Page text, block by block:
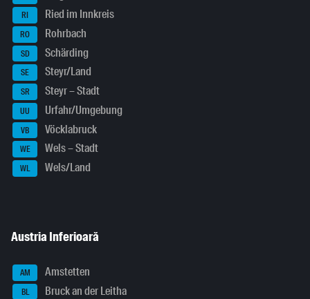
RI Ried im Innkreis
RO Rohrbach
SD Schärding
SE Steyr/Land
SR Steyr – Stadt
UU Urfahr/Umgebung
VB Vöcklabruck
WE Wels – Stadt
WL Wels/Land
Austria Inferioară
AM Amstetten
BL Bruck an der Leitha